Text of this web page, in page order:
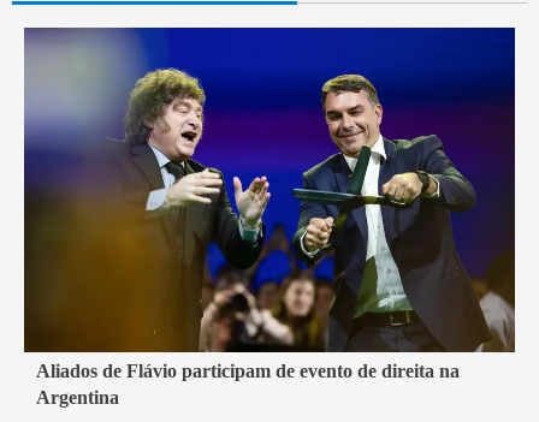
2 min read
Mundo
Aliados de Flávio participam de evento de direita na
Argentina